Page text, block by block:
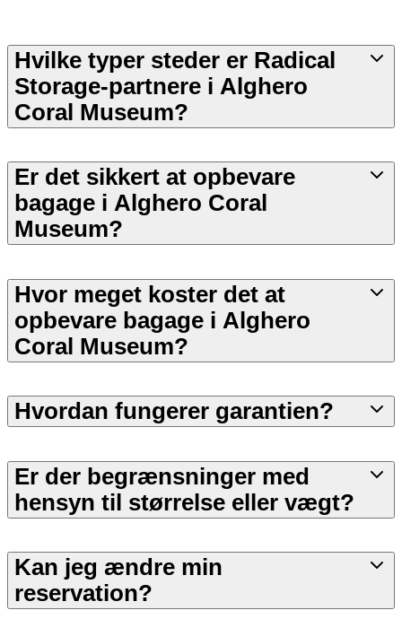
Hvilke typer steder er Radical
Storage-partnere i Alghero
Coral Museum?
Er det sikkert at opbevare
bagage i Alghero Coral
Museum?
Hvor meget koster det at
opbevare bagage i Alghero
Coral Museum?
Hvordan fungerer garantien?
Er der begrænsninger med
hensyn til størrelse eller vægt?
Kan jeg ændre min
reservation?